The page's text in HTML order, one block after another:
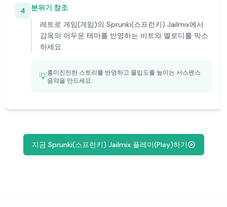
4
분위기 창조
레트로 게임(게임)의 Sprunki(스프런키) Jailmix에서
감옥의 어두운 테마를 반영하는 비트와 멜로디를 믹스
하세요.
💡흥미진진한 스토리를 반영하고 몰입도를 높이는 서스펜스
음악을 만드세요.
지금 Sprunki(스프런키) Jailmix 플레이(Play)하기